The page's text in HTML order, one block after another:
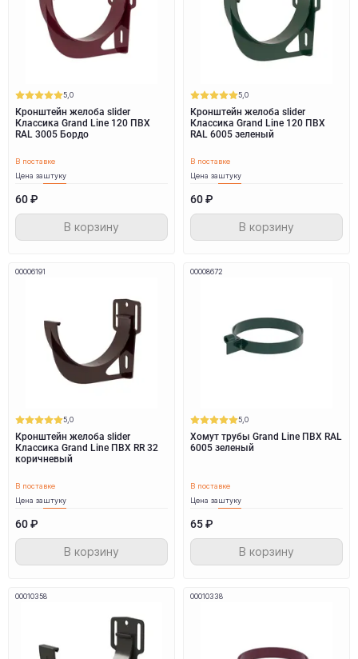
5,0
Кронштейн желоба slider
Классика Grand Line 120 ПВХ
RAL 3005 Бордо
В поставке
Цена заштуку
60 ₽
В корзину
5,0
Кронштейн желоба slider
Классика Grand Line 120 ПВХ
RAL 6005 зеленый
В поставке
Цена заштуку
60 ₽
В корзину
00006191
5,0
Кронштейн желоба slider
Классика Grand Line ПВХ RR 32
коричневый
В поставке
Цена заштуку
60 ₽
В корзину
00008672
5,0
Хомут трубы Grand Line ПВХ RAL
6005 зеленый
В поставке
Цена заштуку
65 ₽
В корзину
00010358 00010338